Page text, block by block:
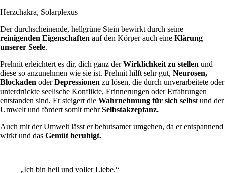
Herzchakra, Solarplexus
Der durchscheinende, hellgrüne Stein bewirkt durch seine
reinigenden Eigenschaften auf den Körper auch eine Klärung
unserer Seele.
Prehnit erleichtert es dir, dich ganz derWirklichkeit zu stellen und
diese so anzunehmen wie sie ist. Prehnit hilft sehr gut, Neurosen,
Blockaden oderDepressionen zu lösen, die durch unverarbeitete oder
unterdrückte seelische Konflikte, Erinnerungen oder Erfahrungen
entstanden sind. Er steigert die Wahrnehmung für sich selbst und der
Umwelt und fördert somit mehrSelbstakzeptanz.
Auch mit der Umwelt lässt er behutsamer umgehen, da er entspannend
wirkt und das Gemüt beruhigt.
„Ich bin heil und voller Liebe.“